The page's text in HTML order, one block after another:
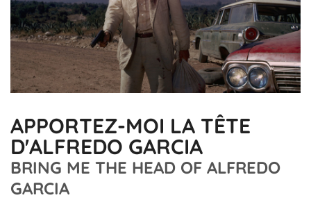
APPORTEZ-MOI LA TÊTE
D'ALFREDO GARCIA
BRING ME THE HEAD OF ALFREDO
GARCIA